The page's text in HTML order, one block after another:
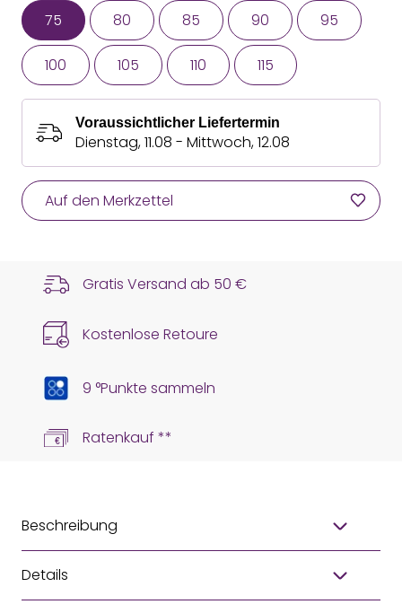
75 80 85 90 95
100 105 110 115
Voraussichtlicher Liefertermin
Dienstag, 11.08 - Mittwoch, 12.08
Auf den Merkzettel
Gratis Versand ab 50 €
Kostenlose Retoure
9 °Punkte sammeln
Ratenkauf **
Beschreibung
Details